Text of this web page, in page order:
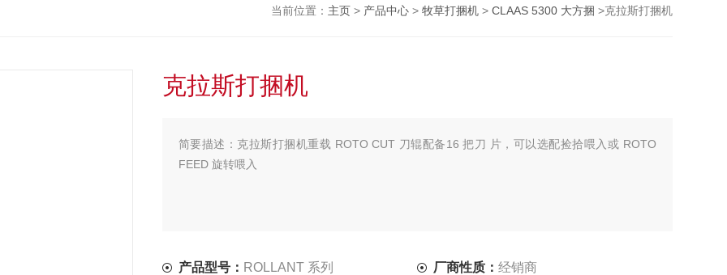
当前位置： 主页> 产品中心> 牧草打捆机> CLAAS 5300 大方捆 >克拉斯打捆机
克拉斯打捆机
简要描述： 克拉斯打捆机重载 ROTO CUT 刀辊配备16 把刀 片，可以选配捡拾喂入或 ROTO
FEED 旋转喂入
产品型号： ROLLANT 系列 厂商性质：经销商